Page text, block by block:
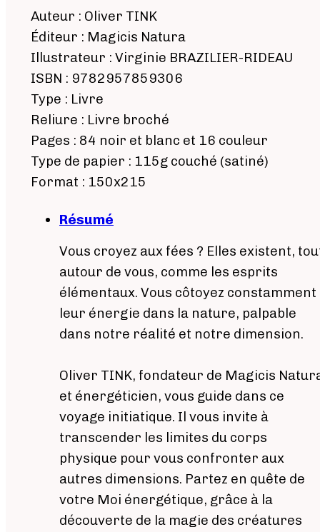
Auteur : Oliver TINK
Éditeur : Magicis Natura
Illustrateur : Virginie BRAZILIER-RIDEAU
ISBN : 9782957859306
Type : Livre
Reliure : Livre broché
Pages : 84 noir et blanc et 16 couleur
Type de papier : 115g couché (satiné)
Format : 150x215
Résumé
Vous croyez aux fées ? Elles existent,
autour de vous, comme les esprits
élémentaux. Vous côtoyez constamment
leur énergie dans la nature, palpable
dans notre réalité et notre dimension.
Oliver TINK, fondateur de Magicis
et énergéticien, vous guide dans ce
voyage initiatique. Il vous invite à
transcender les limites du corps
physique pour vous confronter aux
autres dimensions. Partez en quête de
votre Moi énergétique, grâce à la
découverte de la magie des créatures